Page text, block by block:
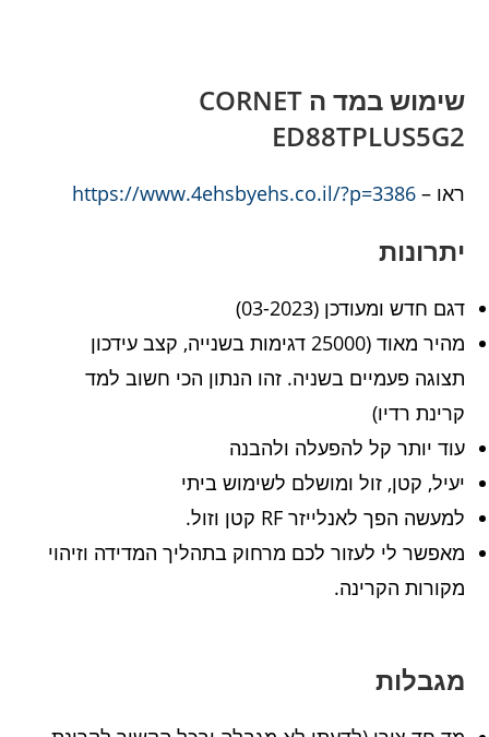
שימוש במד ה CORNET
ED88TPLUS5G2
ראו –https://www.4ehsbyehs.co.il/?p=3386
יתרונות
דגם חדש ומעודכן (03-2023)
מהיר מאוד (25000 דגימות בשנייה, קצב עידכון
תצוגה פעמיים בשניה. זהו הנתון הכי חשוב למד
קרינת רדיו)
עוד יותר קל להפעלה ולהבנה
יעיל, קטן, זול ומושלם לשימוש ביתי
למעשה הפך לאנלייזר RF קטן וזול.
מאפשר לי לעזור לכם מרחוק בתהליך המדידה וזיהוי
מקורות הקרינה.
מגבלות